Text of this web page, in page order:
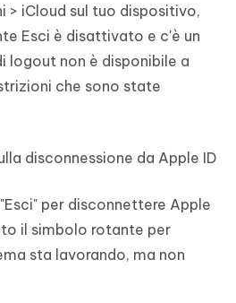
> iCloud sul tuo dispositivo,
Esci è disattivato e c'è un
logout non è disponibile a
che sono state
disconnessione da Apple ID
per disconnettere Apple
il simbolo rotante per
sta lavorando, ma non